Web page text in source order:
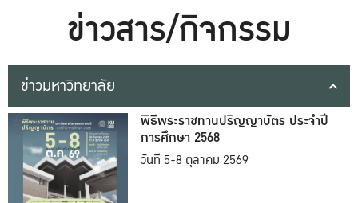
ข่าวสาร/กิจกรรม
ข่าวมหาวิทยาลัย
พิธีพระราชทานปริญญาบัตร ประจำปี
การศึกษา 2568
วันที่ 5-8 ตุลาคม 2569